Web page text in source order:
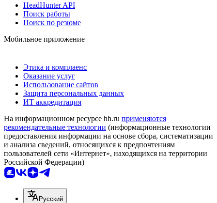
HeadHunter API
Поиск работы
Поиск по резюме
Мобильное приложение
Этика и комплаенс
Оказание услуг
Использование сайтов
Защита персональных данных
ИТ аккредитация
На информационном ресурсе hh.ru применяются
рекомендательные технологии (информационные технологии
предоставления информации на основе сбора, систематизации
и анализа сведений, относящихся к предпочтениям
пользователей сети «Интернет», находящихся на территории
Российской Федерации)
Русский